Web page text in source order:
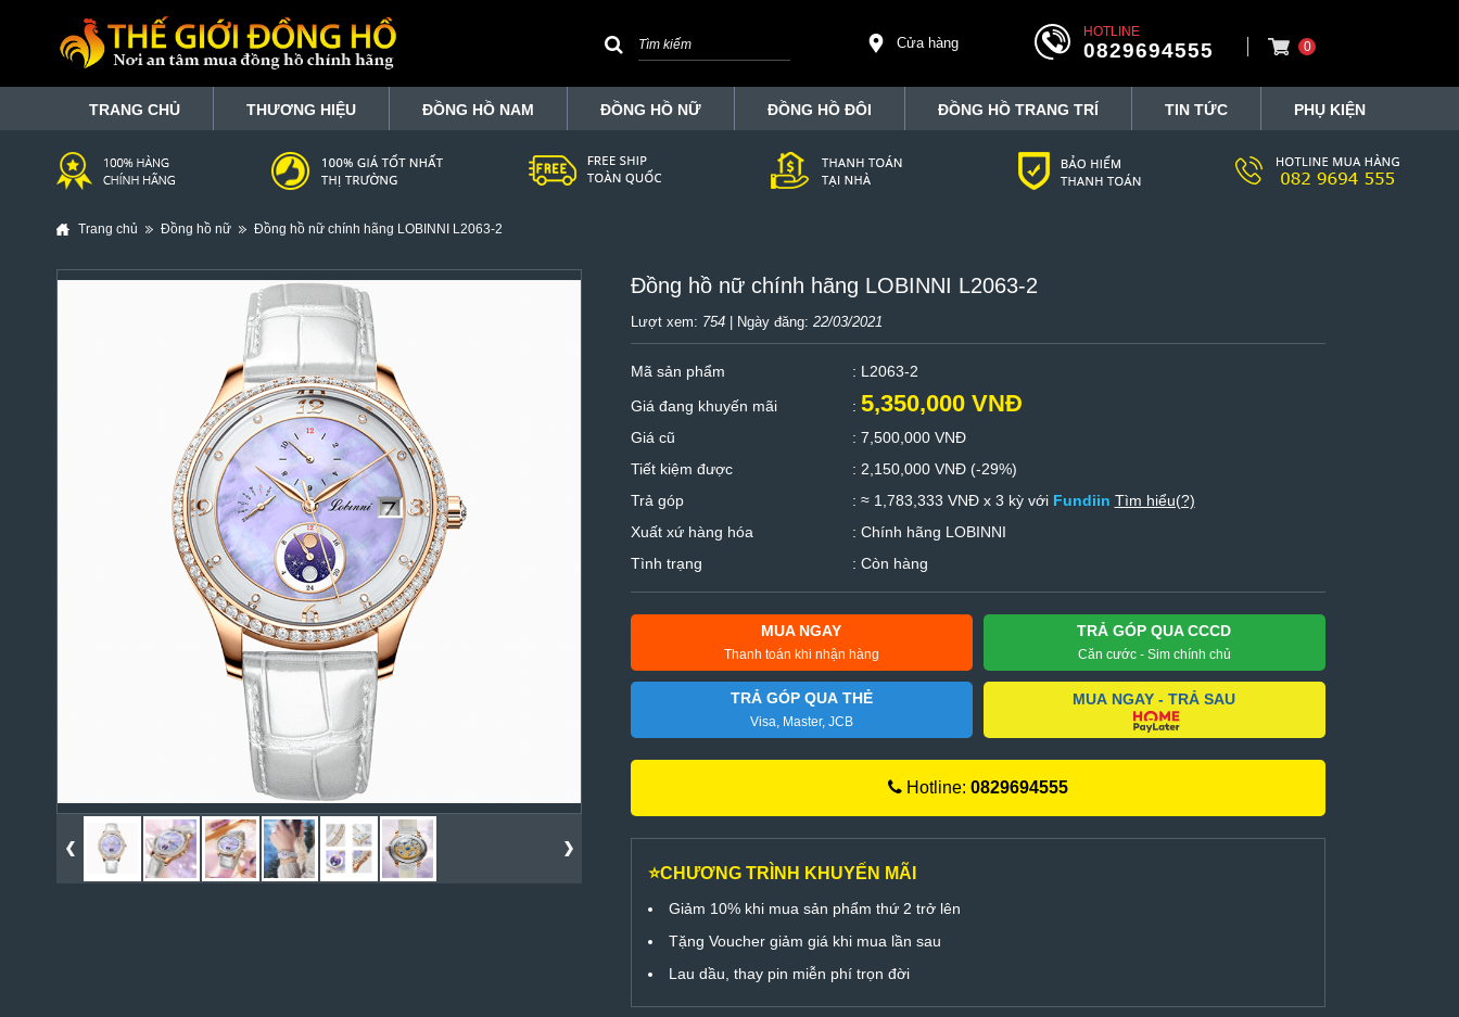
Cửa hàng
HOTLINE
0829694555 0
TRANG CHỦ THƯƠNG HIỆU ĐỒNG HỒ NAM ĐỒNG HỒ NỮ ĐỒNG HỒ ĐÔI ĐỒNG HỒ TRANG TRÍ TIN TỨC PHỤ KIỆN
Trang chủ Đồng hồ nữ Đồng hồ nữ chính hãng LOBINNI L2063-2
Đồng hồ nữ chính hãng LOBINNI L2063-2
Lượt xem: 754| Ngày đăng: 22/03/2021
Mã sản phẩm
: L2063-2
Giá đang khuyến mãi
: 5,350,000 VNĐ
Giá cũ : 7,500,000 VNĐ
Tiết kiệm được
: 2,150,000 VNĐ (-29%)
Trả góp
: ≈ 1,783,333 VNĐ x 3 kỳ với Fundiin Tìm hiểu(?)
Xuất xứ hàng hóa
: Chính hãng LOBINNI
Tình trạng
: Còn hàng
MUA NGAY
Thanh toán khi nhận hàng
TRẢ GÓP QUA CCCD
Căn cước - Sim chính chủ
TRẢ GÓP QUA THẺ
Visa, Master, JCB
MUA NGAY - TRẢ SAU
Hotline: 0829694555
⭐CHƯƠNG TRÌNH KHUYẾN MÃI
Giảm 10% khi mua sản phẩm thứ 2 trở lên
Tặng Voucher giảm giá khi mua lần sau
Lau dầu, thay pin miễn phí trọn đời